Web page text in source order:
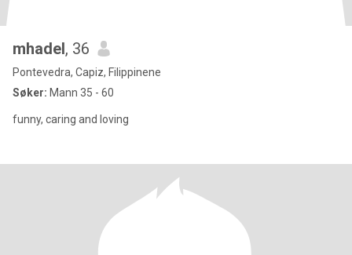
mhadel, 36
Pontevedra, Capiz, Filippinene
Søker: Mann 35 - 60
funny, caring and loving